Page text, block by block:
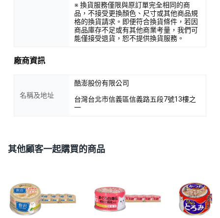
※ 換貨服務僅限與原訂單完全相同的商
品，不接受更換顏色、尺寸或其他商品規
格的換貨請求。即便符合換貨條件，若因
商品庫存不足或有其他商業考量，我們可
能僅接受退貨，恕不提供換貨服務。
廠商資訊
名稱及地址
酷澎股份有限公司
台灣台北市信義區信義路五段7號13樓之
一
其他顧客一起購買的商品